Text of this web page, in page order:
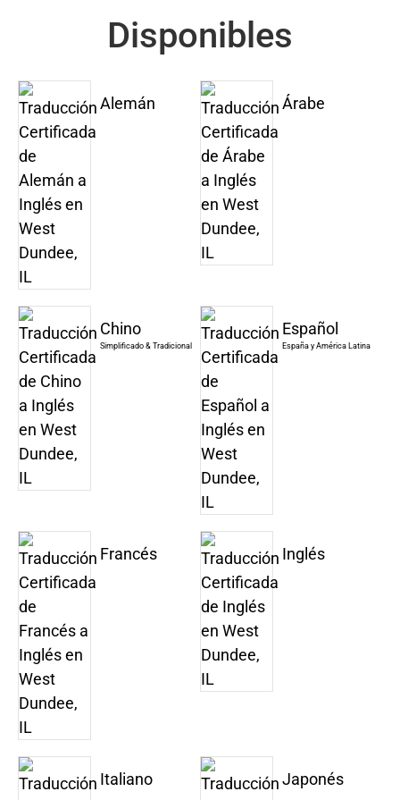
Disponibles
Alemán Árabe
Chino
Simplificado & Tradicional
Español
España y América Latina
Francés Inglés
Italiano Japonés